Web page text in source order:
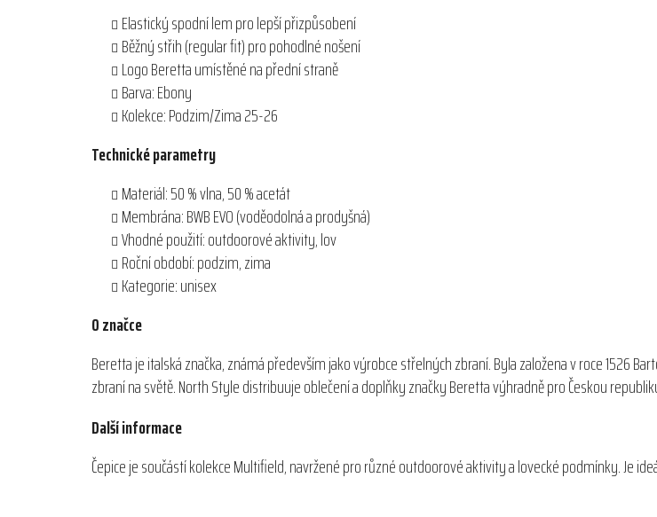
Elastický spodní lem pro lepší přizpůsobení
Běžný střih (regular fit) pro pohodlné nošení
Logo Beretta umístěné na přední straně
Barva: Ebony
Kolekce: Podzim/Zima 25-26
Technické parametry
Materiál: 50 % vlna, 50 % acetát
Membrána: BWB EVO (voděodolná a prodyšná)
Vhodné použití: outdoorové aktivity, lov
Roční období: podzim, zima
Kategorie: unisex
O značce
Beretta je italská značka, známá především jako výrobce střelných zbraní. Byla založena v roce 1526
zbraní na světě. North Style distribuuje oblečení a doplňky značky Beretta výhradně pro Českou
Další informace
Čepice je součástí kolekce Multifield, navržené pro různé outdoorové aktivity a lovecké podmínky. Je